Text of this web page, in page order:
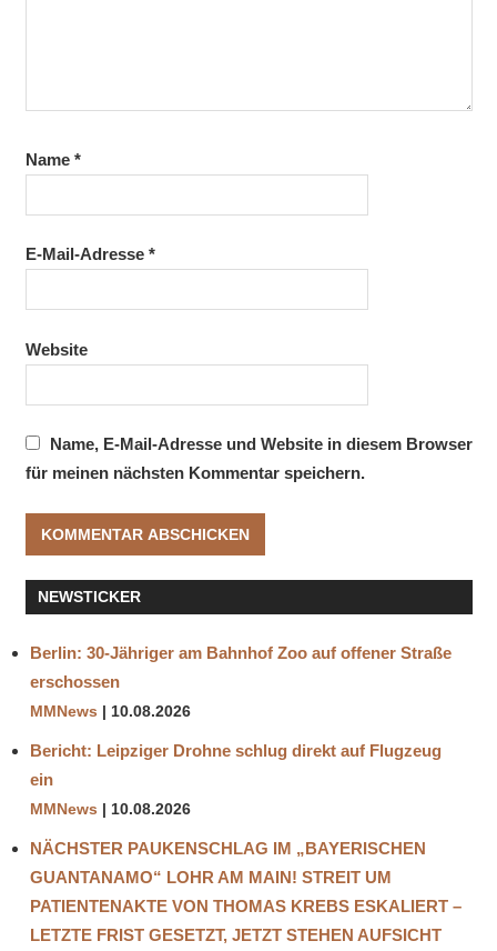
Name *
E-Mail-Adresse *
Website
Name, E-Mail-Adresse und Website in diesem Browser
für meinen nächsten Kommentar speichern.
NEWSTICKER
Berlin: 30-Jähriger am Bahnhof Zoo auf offener Straße
erschossen
MMNews 10.08.2026
Bericht: Leipziger Drohne schlug direkt auf Flugzeug
ein
MMNews 10.08.2026
NÄCHSTER PAUKENSCHLAG IM „BAYERISCHEN
GUANTANAMO“ LOHR AM MAIN! STREIT UM
PATIENTENAKTE VON THOMAS KREBS ESKALIERT –
LETZTE FRIST GESETZT, JETZT STEHEN AUFSICHT